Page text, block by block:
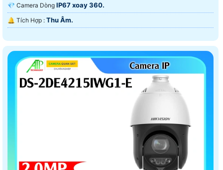
💎 Camera Dòng IP67 xoay 360.
️🔔 Tích Hợp : Thu Âm.